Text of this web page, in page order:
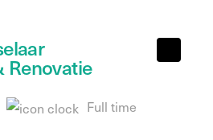
Renovatie
Full time